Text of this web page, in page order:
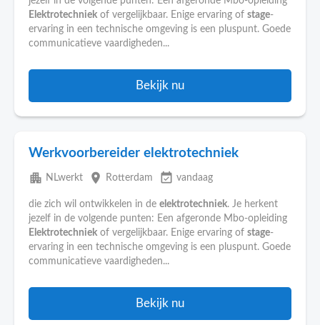
Elektrotechniek of vergelijkbaar. Enige ervaring of stage-
ervaring in een technische omgeving is een pluspunt. Goede
communicatieve vaardigheden...
Bekijk nu
Werkvoorbereider elektrotechniek
apartment NLwerkt place Rotterdam event_available vandaag
die zich wil ontwikkelen in de elektrotechniek. Je herkent
jezelf in de volgende punten: Een afgeronde Mbo-opleiding
Elektrotechniek of vergelijkbaar. Enige ervaring of stage-
ervaring in een technische omgeving is een pluspunt. Goede
communicatieve vaardigheden...
Bekijk nu